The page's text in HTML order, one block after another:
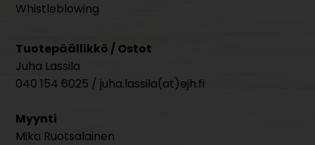
Whistleblowing
Tuotepäällikkö / Ostot
Juha Lassila
040 154 6025 / juha.lassila(at)ejh.fi
Myynti
Mika Ruotsalainen